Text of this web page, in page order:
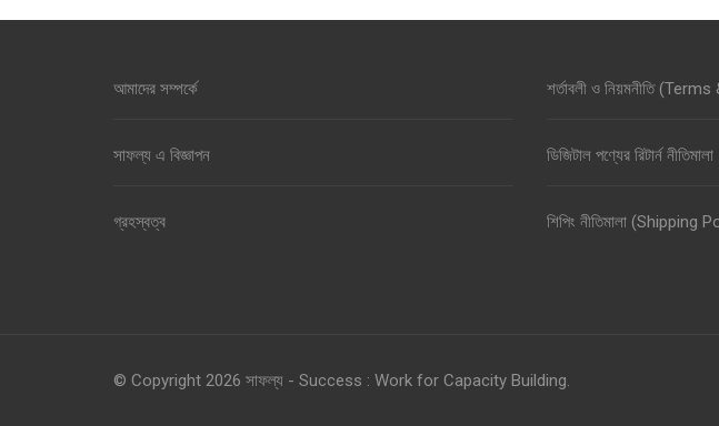
আমাদের সম্পর্কে
সাফল্য এ বিজ্ঞাপন
গ্রহস্বত্ব
শর্তাবলী ও নিয়মনীতি
ডিজিটাল পণ্যের রিটার্ন নীতিমালা
শিপিং নীতিমালা (Shipping
© Copyright 2026 সাফল্য - Success : Work for Capacity Building.